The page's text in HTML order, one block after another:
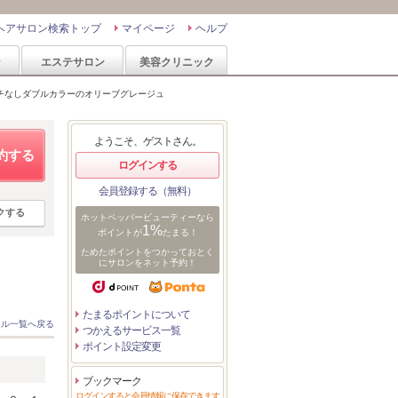
ヘルプ
マイページ
アサロン検索トップ
エステサロン 美容クリニック
なしダブルカラーのオリーブグレージュ
する
する
一覧へ戻る
ようこそ、ゲストさん。
ログインする
会員登録する（無料）
ホットペッパービューティーなら
ポイントが1%たまる！
ためたポイントをつかっておとく
にサロンをネット予約！
たまるポイントについて
つかえるサービス一覧
ポイント設定変更
ブックマーク
ログインすると会員情報に保存できます